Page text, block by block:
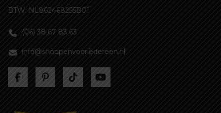
BTW: NL862468255B01
(06) 38 67 83 63
info@shoppenvooriedereen.nl